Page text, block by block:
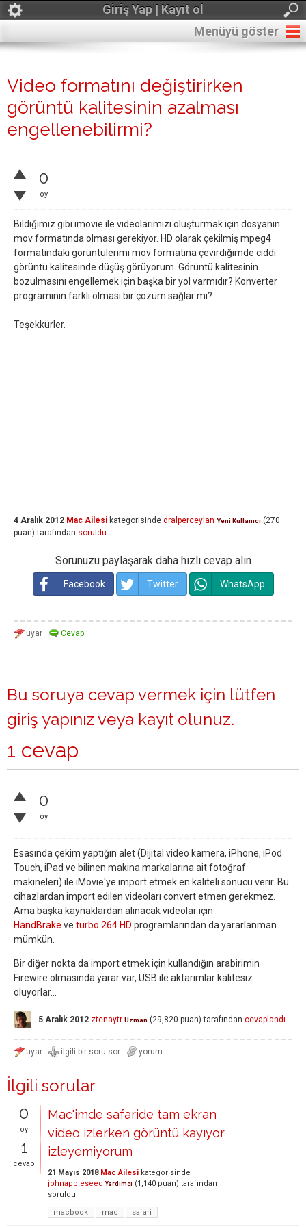
Giriş Yap | Kayıt ol
Menüyü göster
Video formatını değiştirirken
görüntü kalitesinin azalması
engellenebilirmi?
0
oy
Bildiğimiz gibi imovie ile videolarımızı oluşturmak için dosyanın
mov formatında olması gerekiyor. HD olarak çekilmiş mpeg4
formatındaki görüntülerimi mov formatına çevirdiğimde ciddi
görüntü kalitesinde düşüş görüyorum. Görüntü kalitesinin
bozulmasını engellemek için başka bir yol varmıdır? Konverter
programının farklı olması bir çözüm sağlar mı?
Teşekkürler.
4 Aralık 2012 Mac Ailesi kategorisinde dralperceylan Yeni Kullanıcı (270
puan) tarafından soruldu
Sorunuzu paylaşarak daha hızlı cevap alın
Facebook Twitter WhatsApp
Bu soruya cevap vermek için lütfen
giriş yapınız veya kayıt olunuz.
1 cevap
0
oy
Esasında çekim yaptığın alet (Dijital video kamera, iPhone, iPod
Touch, iPad ve bilinen makina markalarına ait fotoğraf
makineleri) ile iMovie'ye import etmek en kaliteli sonucu verir. Bu
cihazlardan import edilen videoları convert etmen gerekmez.
Ama başka kaynaklardan alınacak videolar için
HandBrake ve turbo.264 HD programlarından da yararlanman
mümkün.
Bir diğer nokta da import etmek için kullandığın arabirimin
Firewire olmasında yarar var, USB ile aktarımlar kalitesiz
oluyorlar...
5 Aralık 2012 ztenaytr Uzman (29,820 puan) tarafından cevaplandı
İlgili sorular
0
oy
1
cevap
Mac'imde safaride tam ekran
video izlerken görüntü kayıyor
izleyemiyorum
21 Mayıs 2018 Mac Ailesi kategorisinde
johnappleseed Yardımcı (1,140 puan) tarafından
soruldu
macbook
mac safari